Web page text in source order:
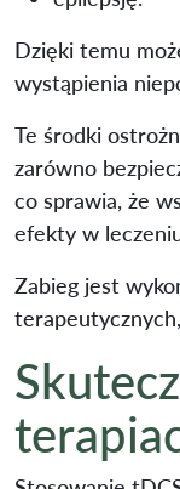
Dzięki temu
wystąpienia
Te środki
zarówno
co sprawia, że
efekty w
Zabieg jest